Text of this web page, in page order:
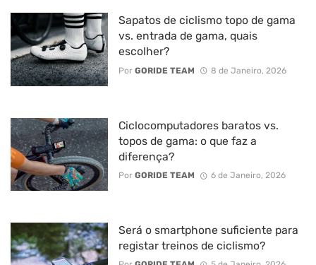
Sapatos de ciclismo topo de gama
vs. entrada de gama, quais
escolher?
Por GORIDE TEAM 8 de Janeiro, 2026
Ciclocomputadores baratos vs.
topos de gama: o que faz a
diferença?
Por GORIDE TEAM 6 de Janeiro, 2026
Será o smartphone suficiente para
registar treinos de ciclismo?